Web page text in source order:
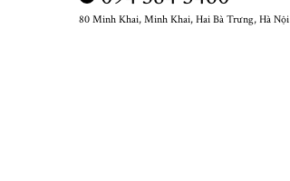
80 Minh Khai, Minh Khai, Hai Bà Trưng, Hà Nội